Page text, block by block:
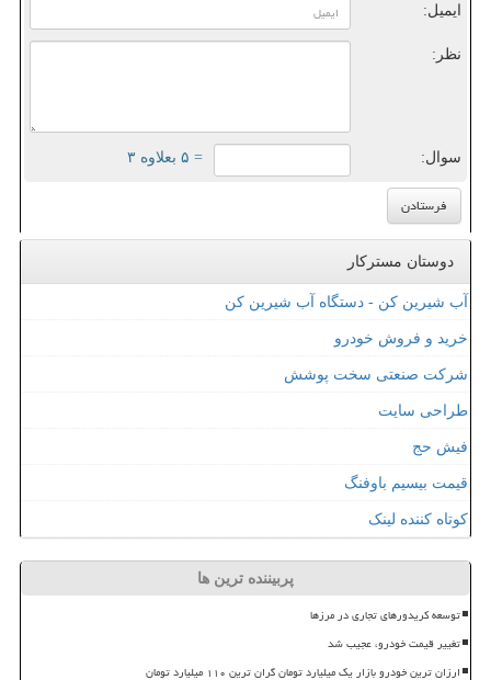
ایمیل:
نظر:
سوال: = ۵ بعلاوه ۳
دوستان مسترکار
آب شیرین کن - دستگاه آب شیرین کن
خرید و فروش خودرو
شرکت صنعتی سخت پوشش
طراحی سایت
فیش حج
قیمت بیسیم باوفنگ
کوتاه کننده لینک
پربیننده ترین ها
توسعه کریدورهای تجاری در مرزها
تغییر قیمت خودرو، عجیب شد
ارزان ترین خودرو بازار یک میلیارد تومان گران ترین ۱۱۰ میلیارد تومان